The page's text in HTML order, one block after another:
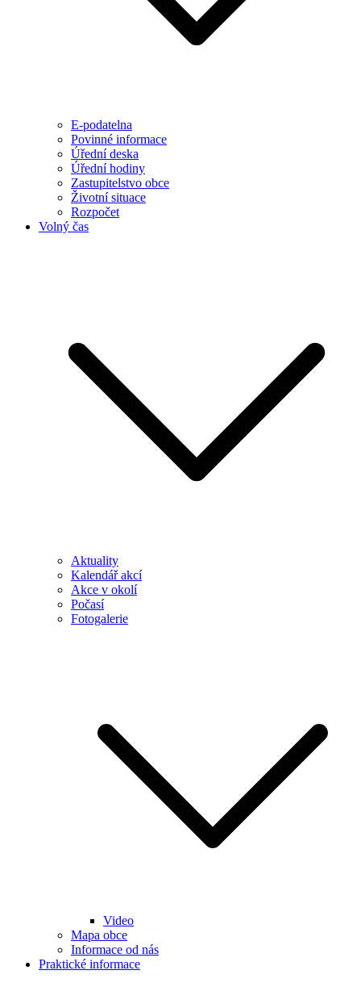
E-podatelna
Povinné informace
Úřední deska
Úřední hodiny
Zastupitelstvo obce
Životní situace
Rozpočet
Volný čas
Aktuality
Kalendář akcí
Akce v okolí
Počasí
Fotogalerie
Video
Mapa obce
Informace od nás
Praktické informace